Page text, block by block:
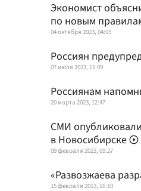
Экономист
по новым
04 октября 2023, 04:05
Россиян
07 июля 2023, 11:09
Россиянам
20 марта 2023, 12:47
СМИ
в Новосибирске
09 февраля 2023, 09:27
«Развозжаева
15 февраля 2013, 16:10